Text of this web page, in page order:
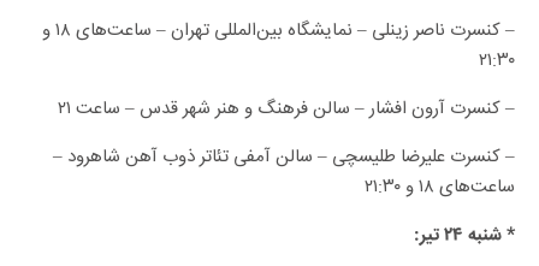
– کنسرت ناصر زینلی – نمایشگاه بین‌المللی تهران – ساعت‌های ۱۸ و
۲۱:۳۰
– کنسرت آرون افشار – سالن فرهنگ و هنر شهر قدس – ساعت ۲۱
– کنسرت علیرضا طلیسچی – سالن آمفی تئاتر ذوب آهن شاهرود –
ساعت‌های ۱۸ و ۲۱:۳۰
* شنبه ۲۴ تیر: